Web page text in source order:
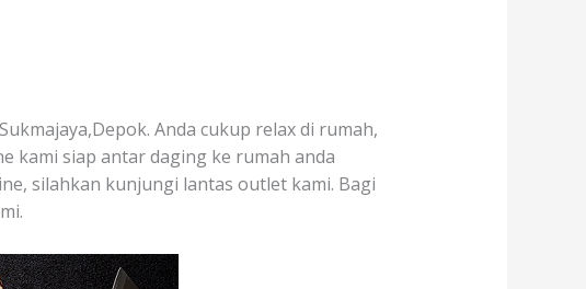
Anda cukup relax di rumah,
kami siap antar daging ke rumah anda
silahkan kunjungi lantas outlet kami. Bagi